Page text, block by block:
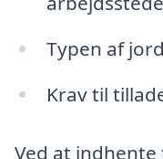
Typen af
Krav til
Ved at